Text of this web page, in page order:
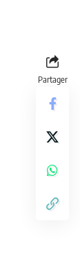
Partager